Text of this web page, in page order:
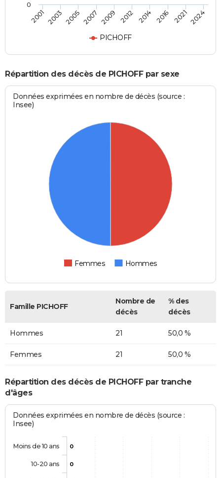
PICHOFF
2001 2003 2005 2007 2009 2012 2014 2016 20212024
0
Répartition des décès de PICHOFF par sexe
Données exprimées en nombre de décès (source :
Insee)
Femmes Hommes
Famille PICHOFF
Nombre de
décès
% des
décès
Hommes 21 50,0 %
Femmes 21 50,0 %
Répartition des décès de PICHOFF par tranche
d'âges
Données exprimées en nombre de décès (source :
Insee)
0
0
Moins de 10 ans
10-20 ans